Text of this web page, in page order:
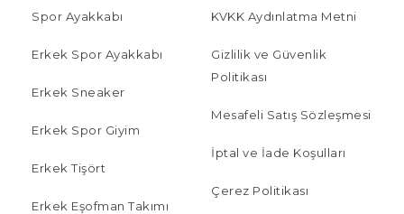
Spor Ayakkabı
Erkek Spor Ayakkabı
Erkek Sneaker
Erkek Spor Giyim
Erkek Tişört
Erkek Eşofman Takımı
KVKK Aydınlatma Metni
Gizlilik ve Güvenlik
Politikası
Mesafeli Satış Sözleşmesi
İptal ve İade Koşulları
Çerez Politikası